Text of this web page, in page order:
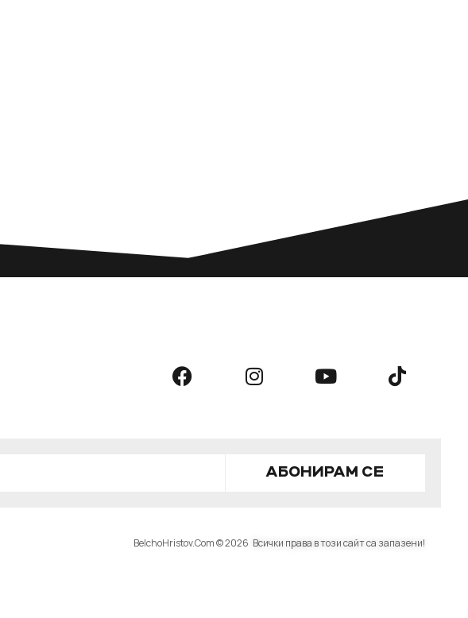
АБОНИРАМ СЕ
BelchoHristov.Com © 2026 Всички права в този сайт са запазени!